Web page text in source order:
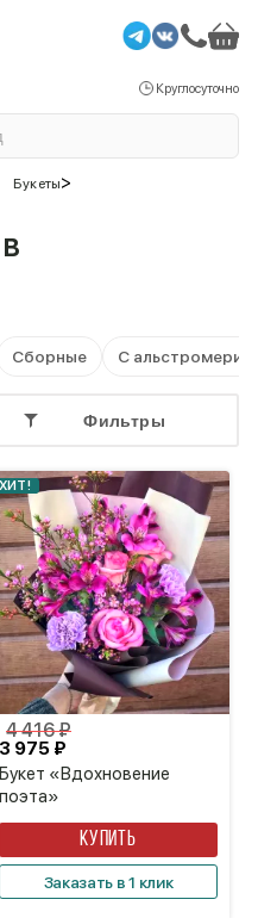
Круглосуточно
Букеты>
Сборные С
Фильтры
ХИТ!
Букет «Вдохновение
поэта»
3 975 ₽
4 416 ₽
КУПИТЬ
Заказать в 1 клик